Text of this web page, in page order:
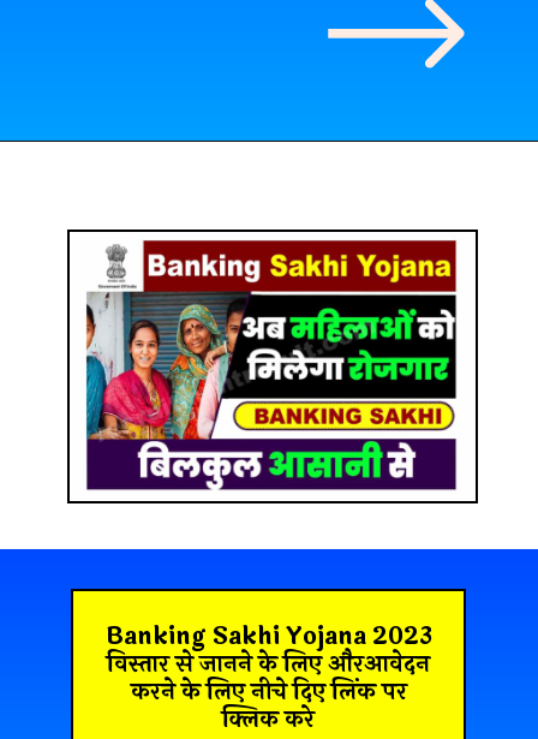
Banking Sakhi Yojana 2023
विस्तार से जानने के लिए औरआवेदन
करने के लिए नीचे दिए लिंक पर
क्लिक करे